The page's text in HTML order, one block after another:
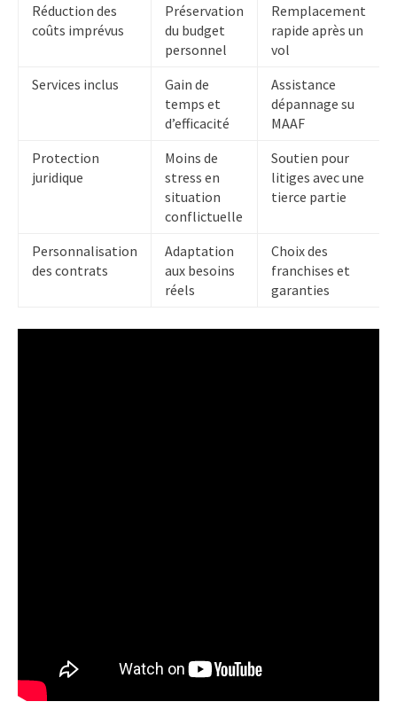
Réduction des
coûts imprévus
Préservation
du budget
personnel
Remplacement
rapide après un
vol
Services inclus
Gain de
temps et
d’efficacité
Assistance
dépannage su
MAAF
Protection
juridique
Moins de
stress en
situation
conflictuelle
Soutien pour
litiges avec une
tierce partie
Personnalisation
des contrats
Adaptation
aux besoins
réels
Choix des
franchises et
garanties